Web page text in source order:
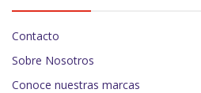
Contacto
Sobre Nosotros
Conoce nuestras marcas